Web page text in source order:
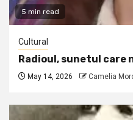
5 min read
Cultural
Radioul, sunetul care
May 14, 2026 Camelia